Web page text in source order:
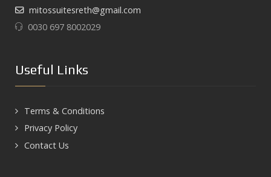
mitossuitesreth@gmail.com
0030 697 8002029
Useful Links
Terms & Conditions
Privacy Policy
Contact Us